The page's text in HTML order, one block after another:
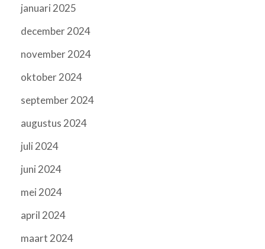
januari 2025
december 2024
november 2024
oktober 2024
september 2024
augustus 2024
juli 2024
juni 2024
mei 2024
april 2024
maart 2024